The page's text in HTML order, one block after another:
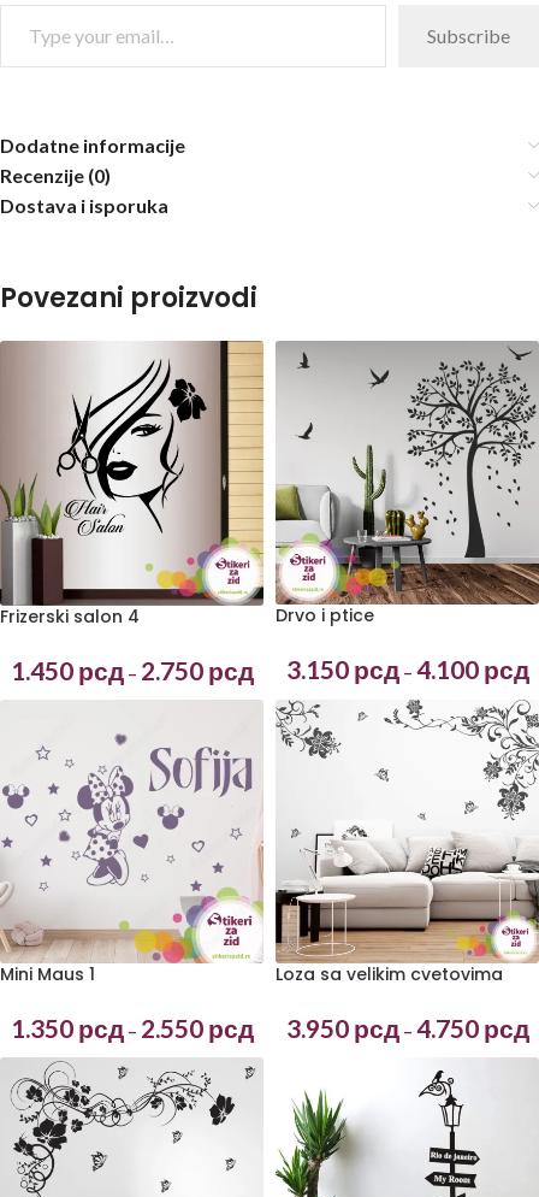
Subscribe
Dodatne informacije
Recenzije (0)
Dostava i isporuka
Povezani proizvodi
Frizerski salon 4
1.450 рсд – 2.750 рсд
Drvo i ptice
3.150 рсд – 4.100 рсд
Mini Maus 1
1.350 рсд – 2.550 рсд
Loza sa velikim cvetovima
3.950 рсд – 4.750 рсд